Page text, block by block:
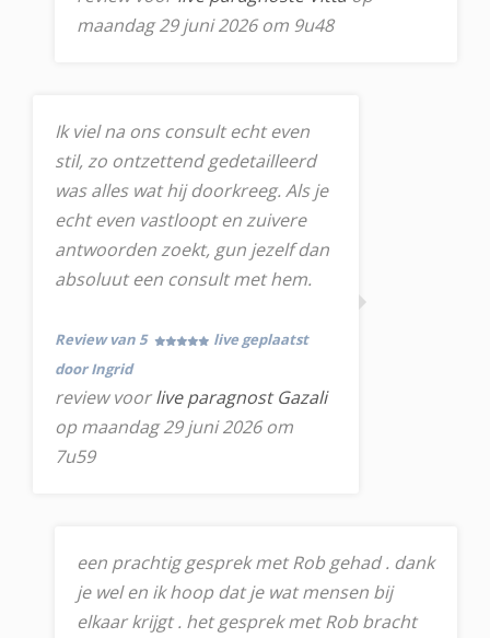
maandag 29 juni 2026 om 9u48
Ik viel na ons consult echt even
stil, zo ontzettend gedetailleerd
was alles wat hij doorkreeg. Als je
echt even vastloopt en zuivere
antwoorden zoekt, gun jezelf dan
absoluut een consult met hem.
Review van 5
live geplaatst
door Ingrid
review voorlive paragnost Gazali
op maandag 29 juni 2026 om
7u59
een prachtig gesprek met Rob gehad . dank
je wel en ik hoop dat je wat mensen bij
elkaar krijgt . het gesprek met Rob bracht